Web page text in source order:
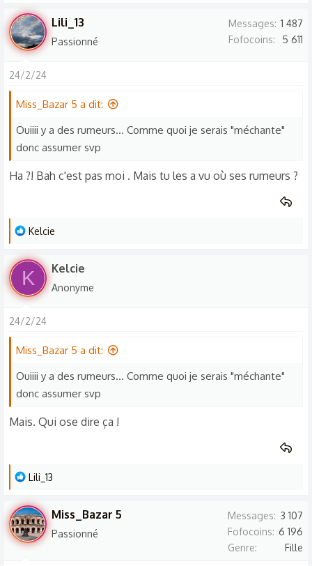
:
Lili_13
Passionné
Messages 1 487
Fofocoins
5 611
24/2/24
Miss_Bazar 5 a dit:
Ouiiii y a des rumeurs... Comme quoi je serais "méchante"
donc assumer svp
Ha ?! Bah c'est pas moi . Mais tu les a vu où ses rumeurs ?
L
s
r
é
c
o
n
:
Kelcie
K Kelcie
Anonyme
24/2/24
Miss_Bazar 5 a dit:
Ouiiii y a des rumeurs... Comme quoi je serais "méchante"
donc assumer svp
Mais. Qui ose dire ça !
L
s
r
é
Lili_13
Miss_Bazar 5
Passionné
Messages
3 107
Fofocoins 6 196
Genre
Fille